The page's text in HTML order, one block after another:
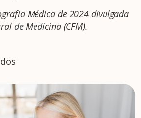
Médica de 2024 divulgada
de Medicina (CFM).